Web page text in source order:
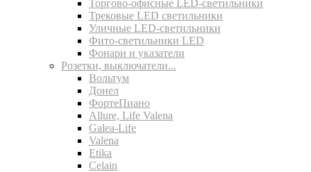
Торгово-офисные LED-светильники
Трековые LED светильники
Уличные LED-светильники
Фито-светильники LED
Фонари и указатели
Розетки, выключатели...
Вольтум
Донел
ФортеПиано
Allure, Life Valena
Galea-Life
Valena
Etika
Celain